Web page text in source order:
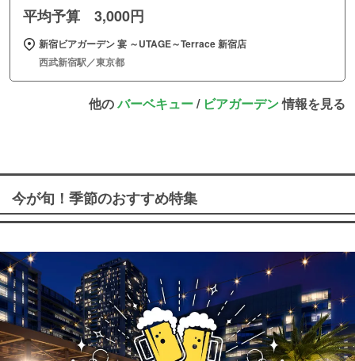
平均予算 3,000円
新宿ビアガーデン 宴 ～UTAGE～Terrace 新宿店
西武新宿駅／東京都
他のバーベキュー/ ビアガーデン情報を見る
今が旬！季節のおすすめ特集